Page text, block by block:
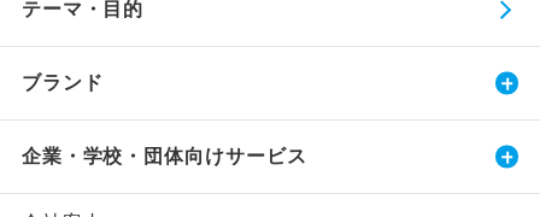
テーマ・目的
ブランド
企業・学校・団体向けサービス